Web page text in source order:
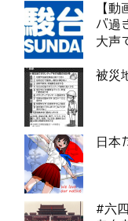
【
バ過
大声
被災
日本
#六